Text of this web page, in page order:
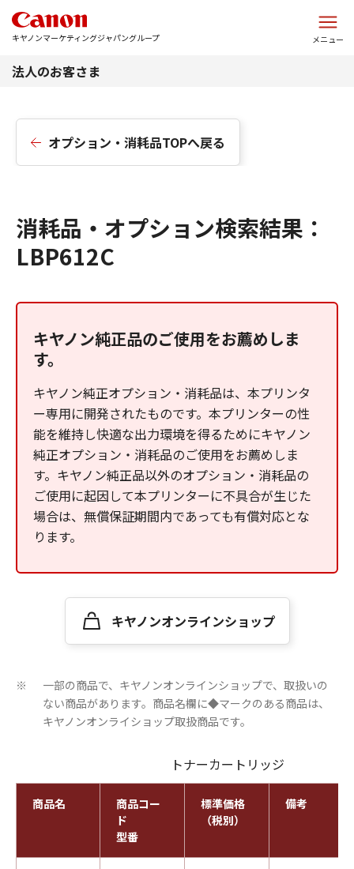
キヤノンマーケティングジャパングループ メニュー
法人のお客さま
オプション・消耗品TOPへ戻る
消耗品・オプション検索結果：
LBP612C
キヤノン純正品のご使用をお薦めしま
す。
キヤノン純正オプション・消耗品は、本プリンタ
ー専用に開発されたものです。本プリンターの性
能を維持し快適な出力環境を得るためにキヤノン
純正オプション・消耗品のご使用をお薦めしま
す。キヤノン純正品以外のオプション・消耗品の
ご使用に起因して本プリンターに不具合が生じた
場合は、無償保証期間内であっても有償対応とな
ります。
キヤノンオンラインショップ
※
一部の商品で、キヤノンオンラインショップで、取扱いの
ない商品があります。商品名欄に◆マークのある商品は、
キヤノンオンライショップ取扱商品です。
トナーカートリッジ
商品名
商品コー
ド
型番
標準価格
（税別）
備考